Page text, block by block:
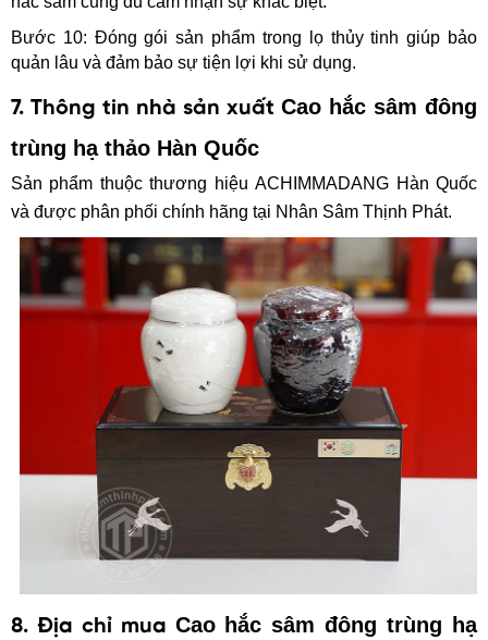
Bước 10: Đóng gói sản phẩm trong lọ thủy tinh giúp bảo
quản lâu và đảm bảo sự tiện lợi khi sử dụng.
7. Thông tin nhà sản xuất Cao hắc sâm đông
trùng hạ thảo Hàn Quốc
Sản phẩm thuộc thương hiệu ACHIMMADANG Hàn Quốc
và được phân phối chính hãng tại Nhân Sâm Thịnh Phát.
8. Địa chỉ mua Cao hắc sâm đông trùng hạ